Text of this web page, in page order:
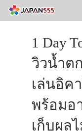
1 Day
วิวน้ำต
เล่นอิค
พร้อมอ
เก็บผล